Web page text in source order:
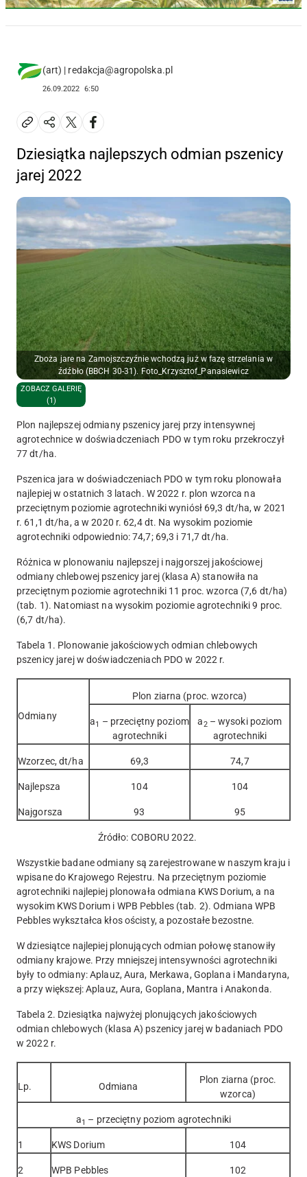
(art) | redakcja@agropolska.pl
26.09.2022 6:50
Dziesiątka najlepszych odmian pszenicy
jarej 2022
Zboża jare na Zamojszczyźnie wchodzą już w fazę strzelania w
źdźbło (BBCH 30-31). Foto_Krzysztof_Panasiewicz
ZOBACZ GALERIĘ
(1)
Plon najlepszej odmiany pszenicy jarej przy intensywnej
agrotechnice w doświadczeniach PDO w tym roku przekroczył
77 dt/ha.
Pszenica jara w doświadczeniach PDO w tym roku plonowała
najlepiej w ostatnich 3 latach. W 2022 r. plon wzorca na
przeciętnym poziomie agrotechniki wyniósł 69,3 dt/ha, w 2021
r. 61,1 dt/ha, a w 2020 r. 62,4 dt. Na wysokim poziomie
agrotechniki odpowiednio: 74,7; 69,3 i 71,7 dt/ha.
Różnica w plonowaniu najlepszej i najgorszej jakościowej
odmiany chlebowej pszenicy jarej (klasa A) stanowiła na
przeciętnym poziomie agrotechniki 11 proc. wzorca (7,6 dt/ha)
(tab. 1). Natomiast na wysokim poziomie agrotechniki 9 proc.
(6,7 dt/ha).
Tabela 1. Plonowanie jakościowych odmian chlebowych
pszenicy jarej w doświadczeniach PDO w 2022 r.
Odmiany
Plon ziarna (proc. wzorca)
a1 – przeciętny poziom
agrotechniki
a2– wysoki poziom
agrotechniki
Wzorzec, dt/ha 69,3 74,7
Najlepsza
Najgorsza
104
93
104
95
Źródło: COBORU 2022.
Wszystkie badane odmiany są zarejestrowane w naszym kraju i
wpisane do Krajowego Rejestru. Na przeciętnym poziomie
agrotechniki najlepiej plonowała odmiana KWS Dorium, a na
wysokim KWS Dorium i WPB Pebbles (tab. 2). Odmiana WPB
Pebbles wykształca kłos ościsty, a pozostałe bezostne.
W dziesiątce najlepiej plonujących odmian połowę stanowiły
odmiany krajowe. Przy mniejszej intensywności agrotechniki
były to odmiany: Aplauz, Aura, Merkawa, Goplana i Mandaryna,
a przy większej: Aplauz, Aura, Goplana, Mantra i Anakonda.
Tabela 2. Dziesiątka najwyżej plonujących jakościowych
odmian chlebowych (klasa A) pszenicy jarej w badaniach PDO
w 2022 r.
Lp. Odmiana
Plon ziarna (proc.
wzorca)
a1 – przeciętny poziom agrotechniki
1 KWS Dorium 104
2 WPB Pebbles 102